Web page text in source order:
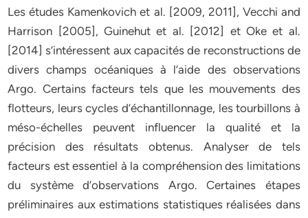
Les études Kamenkovich et al. [2009, 2011], Vecchi and
Harrison [2005], Guinehut et al. [2012] et Oke et al.
[2014] s’intéressent aux capacités de reconstructions de
divers champs océaniques à l’aide des observations
Argo. Certains facteurs tels que les mouvements des
flotteurs, leurs cycles d’échantillonnage, les tourbillons à
méso-échelles peuvent influencer la qualité et la
précision des résultats obtenus. Analyser de tels
facteurs est essentiel à la compréhension des limitations
du système d’observations Argo. Certaines étapes
préliminaires aux estimations statistiques réalisées dans